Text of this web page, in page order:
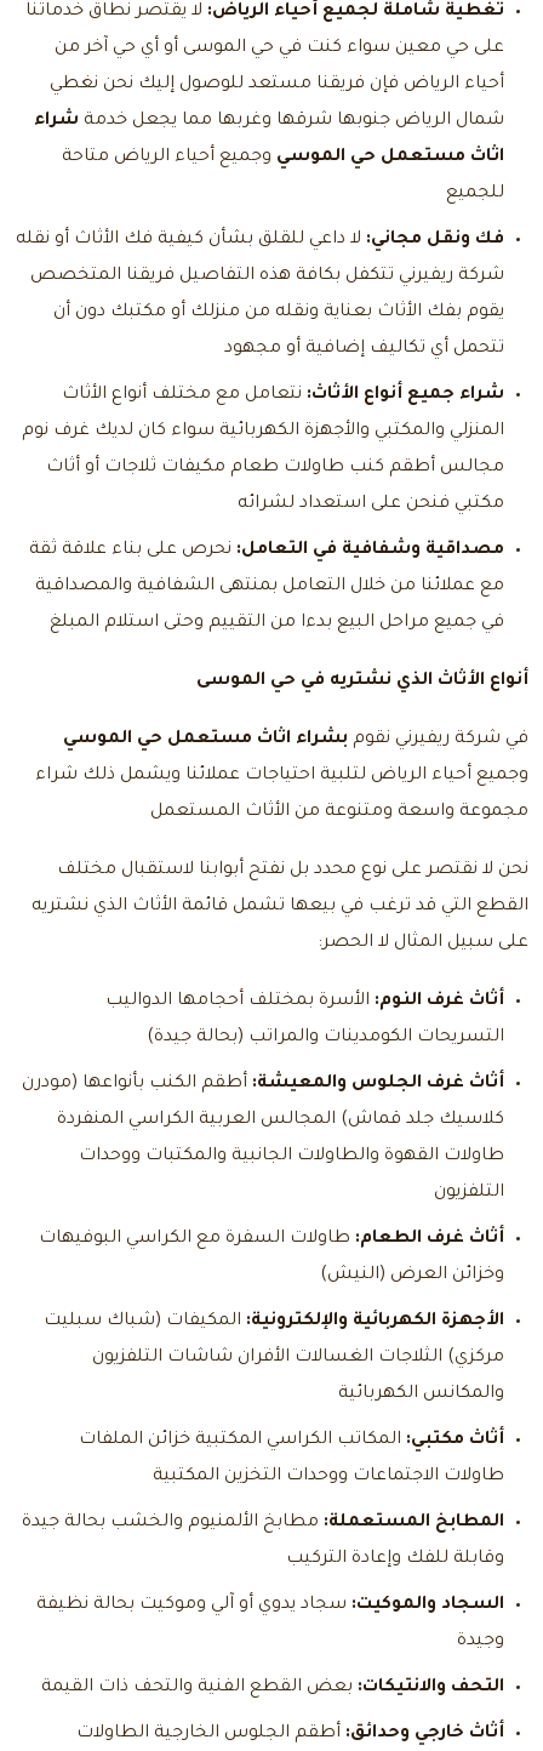
تغطية شاملة لجميع أحياء الرياض: لا يقتصر نطاق خدماتنا
على حي معين سواء كنت في حي الموسى أو أي حي آخر من
أحياء الرياض فإن فريقنا مستعد للوصول إليك نحن نغطي
شمال الرياض جنوبها شرقها وغربها مما يجعل خدمة شراء
اثاث مستعمل حي الموسي وجميع أحياء الرياض متاحة
للجميع
فك ونقل مجاني: لا داعي للقلق بشأن كيفية فك الأثاث أو نقله
شركة ريفيرني تتكفل بكافة هذه التفاصيل فريقنا المتخصص
يقوم بفك الأثاث بعناية ونقله من منزلك أو مكتبك دون أن
تتحمل أي تكاليف إضافية أو مجهود
شراء جميع أنواع الأثاث: نتعامل مع مختلف أنواع الأثاث
المنزلي والمكتبي والأجهزة الكهربائية سواء كان لديك غرف نوم
مجالس أطقم كنب طاولات طعام مكيفات ثلاجات أو أثاث
مكتبي فنحن على استعداد لشرائه
مصداقية وشفافية في التعامل: نحرص على بناء علاقة ثقة
مع عملائنا من خلال التعامل بمنتهى الشفافية والمصداقية
في جميع مراحل البيع بدءا من التقييم وحتى استلام المبلغ
أنواع الأثاث الذي نشتريه في حي الموسى
في شركة ريفيرني نقوم بشراء اثاث مستعمل حي الموسي
وجميع أحياء الرياض لتلبية احتياجات عملائنا ويشمل ذلك شراء
مجموعة واسعة ومتنوعة من الأثاث المستعمل
نحن لا نقتصر على نوع محدد بل نفتح أبوابنا لاستقبال مختلف
القطع التي قد ترغب في بيعها تشمل قائمة الأثاث الذي نشتريه
على سبيل المثال لا الحصر:
أثاث غرف النوم: الأسرة بمختلف أحجامها الدواليب
التسريحات الكومدينات والمراتب (بحالة جيدة)
أثاث غرف الجلوس والمعيشة: أطقم الكنب بأنواعها (مودرن
كلاسيك جلد قماش) المجالس العربية الكراسي المنفردة
طاولات القهوة والطاولات الجانبية والمكتبات ووحدات
التلفزيون
أثاث غرف الطعام: طاولات السفرة مع الكراسي البوفيهات
وخزائن العرض (النيش)
الأجهزة الكهربائية والإلكترونية: المكيفات (شباك سبليت
مركزي) الثلاجات الغسالات الأفران شاشات التلفزيون
والمكانس الكهربائية
أثاث مكتبي: المكاتب الكراسي المكتبية خزائن الملفات
طاولات الاجتماعات ووحدات التخزين المكتبية
المطابخ المستعملة: مطابخ الألمنيوم والخشب بحالة جيدة
وقابلة للفك وإعادة التركيب
السجاد والموكيت: سجاد يدوي أو آلي وموكيت بحالة نظيفة
وجيدة
التحف والانتيكات: بعض القطع الفنية والتحف ذات القيمة
أثاث خارجي وحدائق: أطقم الجلوس الخارجية الطاولات